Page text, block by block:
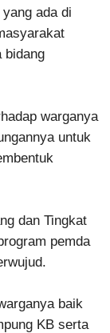
ada di
bidang
warganya
untuk
dan Tingkat
pemda
baik
KB serta